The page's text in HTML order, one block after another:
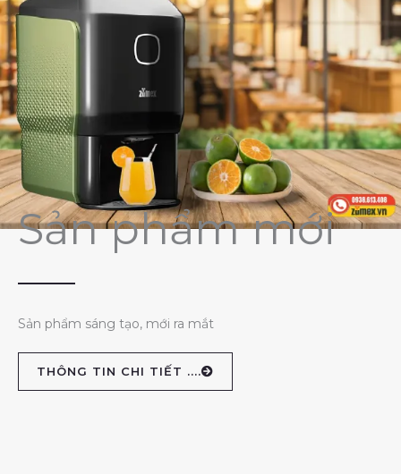
Sản phẩm mới
Sản phẩm sáng tạo, mới ra mắt
THÔNG TIN CHI TIẾT ....